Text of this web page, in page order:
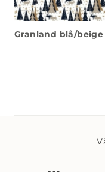
Granland blå/